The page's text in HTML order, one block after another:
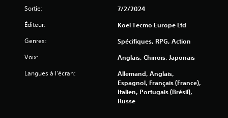
Sortie: 7/2/2024
Éditeur: Koei Tecmo Europe Ltd
Genres: Spécifiques, RPG, Action
Voix: Anglais, Chinois, Japonais
Langues à l'écran:
Allemand, Anglais,
Espagnol, Français (France),
Italien, Portugais (Brésil),
Russe